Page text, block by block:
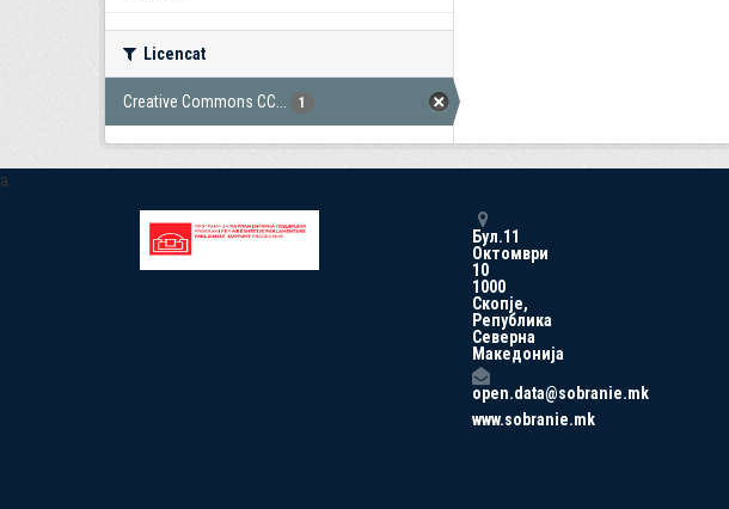
Licencat
Creative Commons CC... 1
a
Бул.11
Октомври
10
1000
Скопје,
Република
Северна
Македонија
open.data@sobranie.mk
www.sobranie.mk